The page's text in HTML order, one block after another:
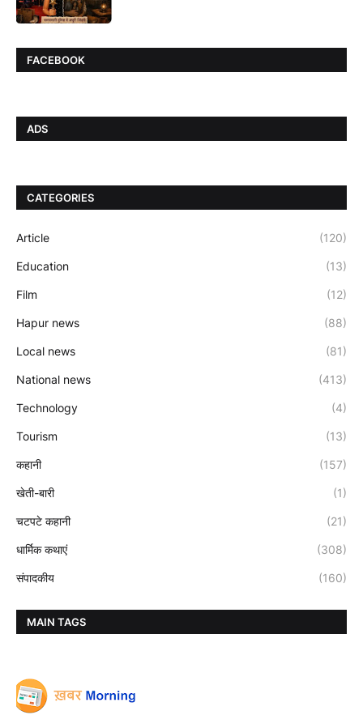
FACEBOOK
ADS
CATEGORIES
Article (120)
Education (13)
Film (12)
Hapur news (88)
Local news (81)
National news (413)
Technology (4)
Tourism (13)
कहानी (157)
खेती-बारी (1)
चटपटे कहानी (21)
धार्मिक कथाएं (308)
संपादकीय (160)
MAIN TAGS